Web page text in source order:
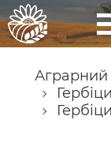
Аграрний